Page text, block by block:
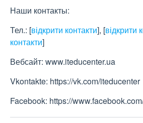
Наши контакты:
Тел.: [відкрити контакти], [відкрити
контакти]
Вебсайт: www.iteducenter.ua
Vkontakte: https://vk.com/iteducenter
Facebook: https://